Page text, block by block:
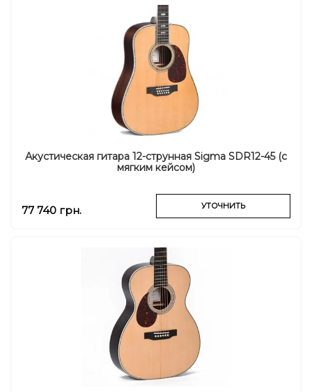
Акустическая гитара 12-струнная Sigma SDR12-45 (с
мягким кейсом)
77 740 грн. УТОЧНИТЬ